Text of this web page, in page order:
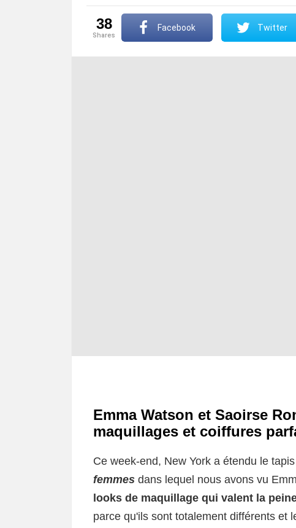
38
shares
Facebook Twitter
Emma Watson et Saoirse
maquillages et coiffures
Ce week-end, New York a étendu le
femmes dans lequel nous avons vu
looks de maquillage qui valent la
parce qu'ils sont totalement différents et